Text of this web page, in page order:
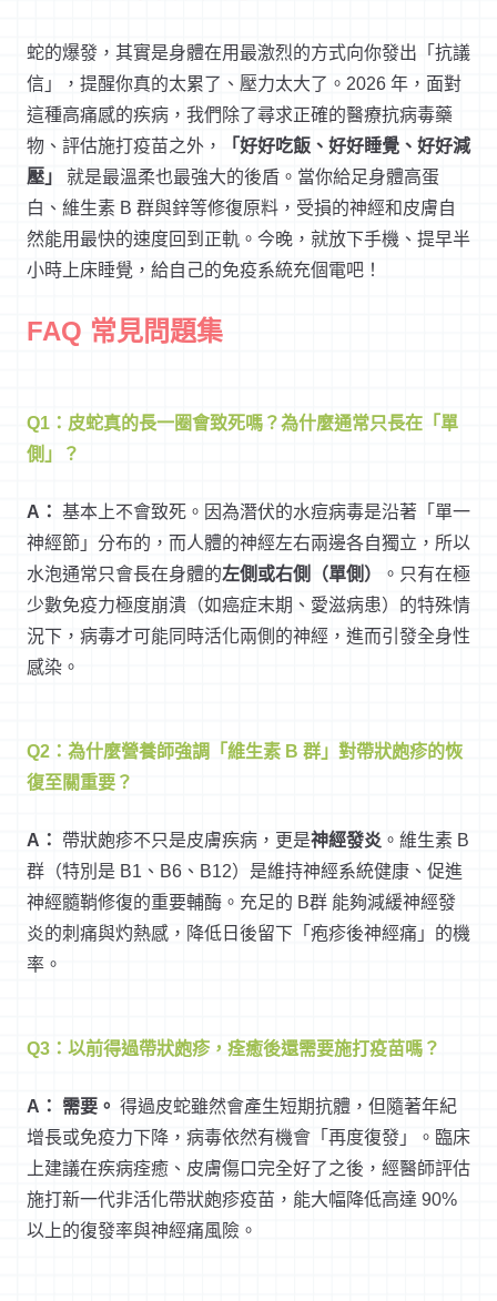
蛇的爆發，其實是身體在用最激烈的方式向你發出「抗議
信」，提醒你真的太累了、壓力太大了。2026 年，面對
這種高痛感的疾病，我們除了尋求正確的醫療抗病毒藥
物、評估施打疫苗之外，
「好好吃飯、好好睡覺、好好減
壓」
就是最溫柔也最強大的後盾。當你給足身體高蛋
白、維生素 B 群與鋅等修復原料，受損的神經和皮膚自
然能用最快的速度回到正軌。今晚，就放下手機、提早半
小時上床睡覺，給自己的免疫系統充個電吧！
FAQ 常見問題集
Q1：皮蛇真的長一圈會致死嗎？為什麼通常只長在「單
側」？
A： 基本上不會致死。因為潛伏的水痘病毒是沿著「單一
神經節」分布的，而人體的神經左右兩邊各自獨立，所以
水泡通常只會長在身體的左側或右側（單側）
。只有在極
少數免疫力極度崩潰（如癌症末期、愛滋病患）的特殊情
況下，病毒才可能同時活化兩側的神經，進而引發全身性
感染。
Q2：為什麼營養師強調「維生素 B 群」對帶狀皰疹的恢
復至關重要？
A： 帶狀皰疹不只是皮膚疾病，更是神經發炎 。維生素 B
群（特別是 B1、B6、B12）是維持神經系統健康、促進
神經髓鞘修復的重要輔酶。充足的 B群 能夠減緩神經發
炎的刺痛與灼熱感，降低日後留下「疱疹後神經痛」的機
率。
Q3：以前得過帶狀皰疹，痊癒後還需要施打疫苗嗎？
A： 需要。 得過皮蛇雖然會產生短期抗體，但隨著年紀
增長或免疫力下降，病毒依然有機會「再度復發」。臨床
上建議在疾病痊癒、皮膚傷口完全好了之後，經醫師評估
施打新一代非活化帶狀皰疹疫苗，能大幅降低高達 90%
以上的復發率與神經痛風險。